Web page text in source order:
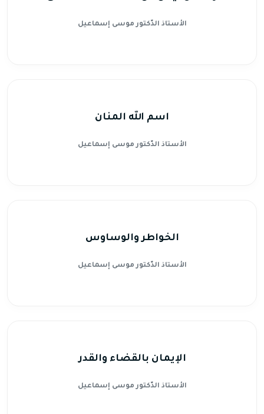
الأستاذ الدّكتور موسى إسماعيل
اسم الله المنان
الأستاذ الدّكتور موسى إسماعيل
الخواطر والوساوس
الأستاذ الدّكتور موسى إسماعيل
الإيمان بالقضاء والقدر
الأستاذ الدّكتور موسى إسماعيل